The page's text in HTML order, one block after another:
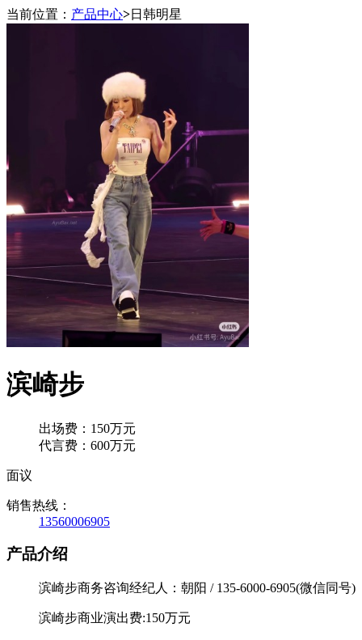
当前位置： 产品中心>日韩明星
滨崎步
出场费：150万元
代言费：600万元
面议
销售热线：
13560006905
产品介绍
滨崎步商务咨询经纪人：朝阳 / 135-6000-6905(微信同号)
滨崎步商业演出费:150万元